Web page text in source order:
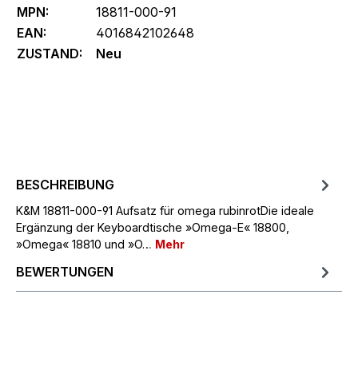
MPN:
18811-000-91
EAN:
4016842102648
ZUSTAND:
Neu
BESCHREIBUNG
K&M 18811-000-91 Aufsatz für omega rubinrotDie ideale
Ergänzung der Keyboardtische »Omega-E« 18800,
»Omega« 18810 und »O… Mehr
BEWERTUNGEN